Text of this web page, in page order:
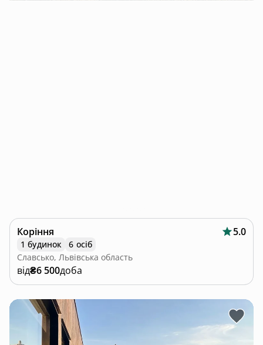
Коріння 5.0
1 будинок
6 осіб
Славсько, Львівська область
від₴6 500доба